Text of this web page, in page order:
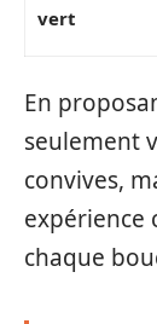
vert
En
seulement
convives,
expérience
chaque